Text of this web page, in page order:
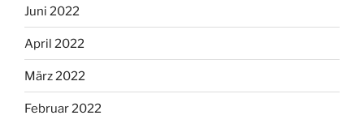
Juni 2022
April 2022
März 2022
Februar 2022